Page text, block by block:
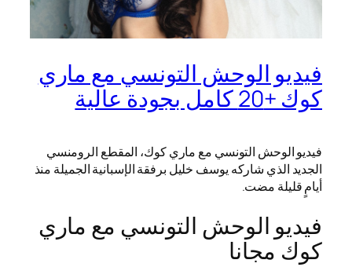
فيديو الوحش التونسي مع ماري
كوك +20 كامل بجودة عالية
فيديو الوحش التونسي مع ماري كوك، المقطع الرومنسي
الجديد الذي شاركه يوسف خليل برفقة الإسبانية الجميلة منذ
أيامٍ قليلة مضت.
فيديو الوحش التونسي مع ماري
كوك مجانا